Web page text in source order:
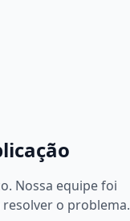
Nossa equipe foi
o problema.